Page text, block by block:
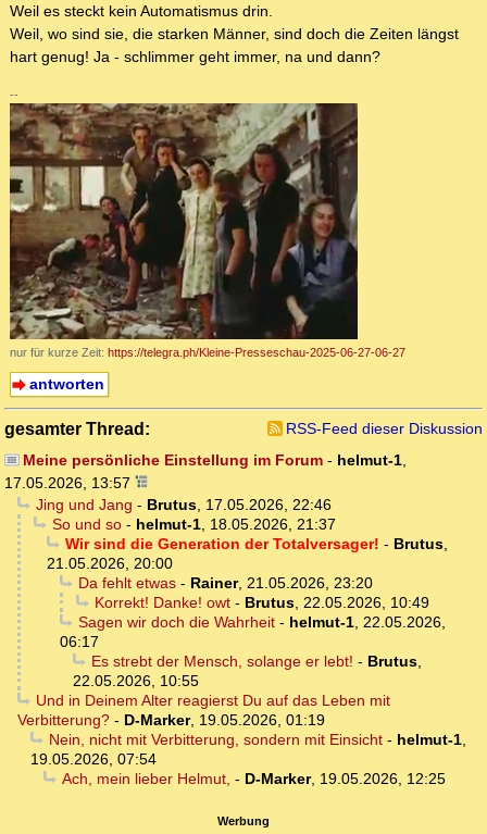
Weil es steckt kein Automatismus drin.
Weil, wo sind sie, die starken Männer, sind doch die Zeiten längst
hart genug! Ja - schlimmer geht immer, na und dann?
--
nur für kurze Zeit: https://telegra.ph/Kleine-Presseschau-2025-06-27-06-27
antworten
gesamter Thread:
RSS-Feed dieser Diskussion
Meine persönliche Einstellung im Forum- helmut-1,
17.05.2026, 13:57
Jing und Jang - Brutus, 17.05.2026, 22:46
So und so- helmut-1, 18.05.2026, 21:37
Wir sind die Generation der Totalversager! - Brutus,
21.05.2026, 20:00
Da fehlt etwas- Rainer, 21.05.2026, 23:20
Korrekt! Danke! owt- Brutus, 22.05.2026, 10:49
Sagen wir doch die Wahrheit- helmut-1, 22.05.2026,
06:17
Es strebt der Mensch, solange er lebt! - Brutus,
22.05.2026, 10:55
Und in Deinem Alter reagierst Du auf das Leben mit
Verbitterung? - D-Marker, 19.05.2026, 01:19
Nein, nicht mit Verbitterung, sondern mit Einsicht- helmut-1,
19.05.2026, 07:54
Ach, mein lieber Helmut, - D-Marker, 19.05.2026, 12:25
Werbung